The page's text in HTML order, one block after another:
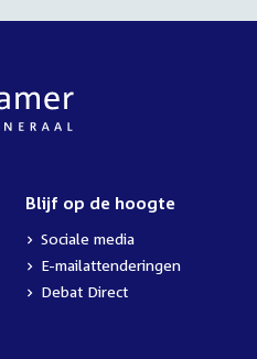
Blijf op de hoogte
Sociale media
E-mailattenderingen
Debat Direct